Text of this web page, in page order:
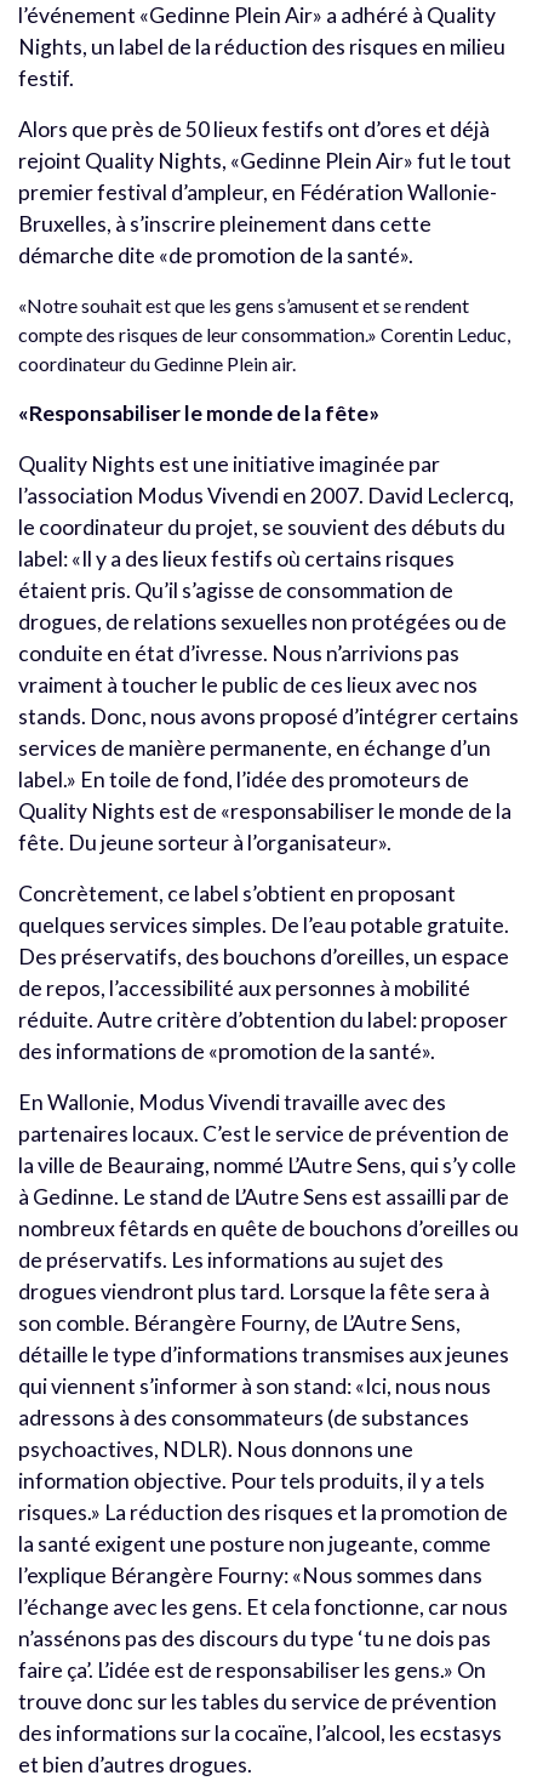
l’événement «Gedinne Plein Air» a adhéré à Quality
Nights, un label de la réduction des risques en milieu
festif.
Alors que près de 50 lieux festifs ont d’ores et déjà
rejoint Quality Nights, «Gedinne Plein Air» fut le tout
premier festival d’ampleur, en Fédération Wallonie-
Bruxelles, à s’inscrire pleinement dans cette
démarche dite «de promotion de la santé».
«Notre souhait est que les gens s’amusent et se rendent
compte des risques de leur consommation.» Corentin Leduc,
coordinateur du Gedinne Plein air.
«Responsabiliser le monde de la fête»
Quality Nights est une initiative imaginée par
l’association Modus Vivendi en 2007. David Leclercq,
le coordinateur du projet, se souvient des débuts du
label: «Il y a des lieux festifs où certains risques
étaient pris. Qu’il s’agisse de consommation de
drogues, de relations sexuelles non protégées ou de
conduite en état d’ivresse. Nous n’arrivions pas
vraiment à toucher le public de ces lieux avec nos
stands. Donc, nous avons proposé d’intégrer certains
services de manière permanente, en échange d’un
label.» En toile de fond, l’idée des promoteurs de
Quality Nights est de «responsabiliser le monde de la
fête. Du jeune sorteur à l’organisateur».
Concrètement, ce label s’obtient en proposant
quelques services simples. De l’eau potable gratuite.
Des préservatifs, des bouchons d’oreilles, un espace
de repos, l’accessibilité aux personnes à mobilité
réduite. Autre critère d’obtention du label: proposer
des informations de «promotion de la santé».
En Wallonie, Modus Vivendi travaille avec des
partenaires locaux. C’est le service de prévention de
la ville de Beauraing, nommé L’Autre Sens, qui s’y colle
à Gedinne. Le stand de L’Autre Sens est assailli par de
nombreux fêtards en quête de bouchons d’oreilles ou
de préservatifs. Les informations au sujet des
drogues viendront plus tard. Lorsque la fête sera à
son comble. Bérangère Fourny, de L’Autre Sens,
détaille le type d’informations transmises aux jeunes
qui viennent s’informer à son stand: «Ici, nous nous
adressons à des consommateurs (de substances
psychoactives, NDLR). Nous donnons une
information objective. Pour tels produits, il y a tels
risques.» La réduction des risques et la promotion de
la santé exigent une posture non jugeante, comme
l’explique Bérangère Fourny: «Nous sommes dans
l’échange avec les gens. Et cela fonctionne, car nous
n’assénons pas des discours du type ‘tu ne dois pas
faire ça’. L’idée est de responsabiliser les gens.» On
trouve donc sur les tables du service de prévention
des informations sur la cocaïne, l’alcool, les ecstasys
et bien d’autres drogues.